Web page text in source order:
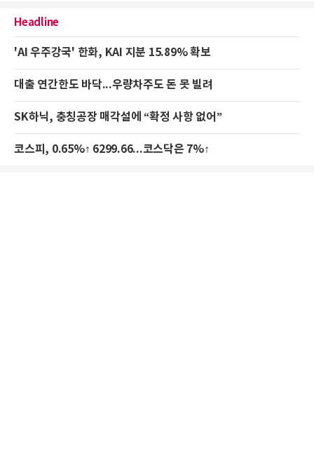
Headline
'AI 우주강국' 한화, KAI 지분 15.89% 확보
대출 연간한도 바닥...우량차주도 돈 못 빌려
SK하닉, 충칭공장 매각설에 “확정 사항 없어”
코스피, 0.65%↑ 6299.66...코스닥은 7%↑